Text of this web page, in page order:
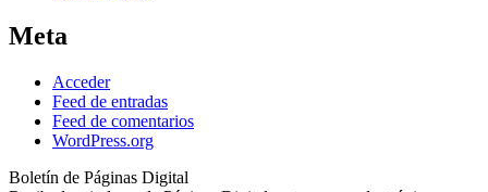
Meta
Acceder
Feed de entradas
Feed de comentarios
WordPress.org
Boletín de Páginas Digital